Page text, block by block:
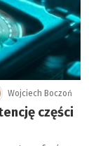
Wojciech Boczoń
części